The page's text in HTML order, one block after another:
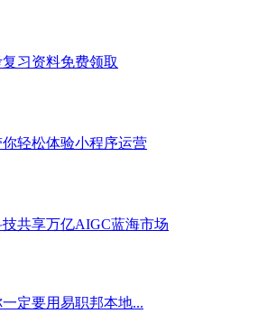
习资料免费领取
轻松体验小程序运营
共享万亿AIGC蓝海市场
定要用易职邦本地...